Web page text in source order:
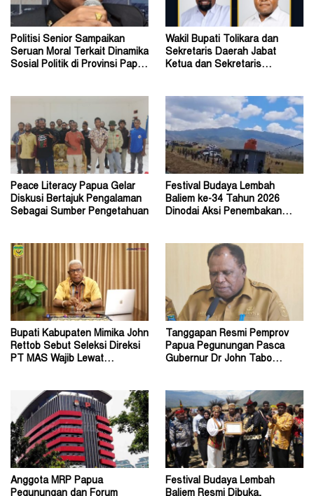
Politisi Senior Sampaikan
Seruan Moral Terkait Dinamika
Sosial Politik di Provinsi Papua
Wakil Bupati Tolikara dan
Sekretaris Daerah Jabat
Ketua dan Sekretaris
Peace Literacy Papua Gelar
Diskusi Bertajuk Pengalaman
Sebagai Sumber Pengetahuan
Festival Budaya Lembah
Baliem ke-34 Tahun 2026
Dinodai Aksi Penembakan
Bupati Kabupaten Mimika John
Rettob Sebut Seleksi Direksi
PT MAS Wajib Lewat
Tanggapan Resmi Pemprov
Papua Pegunungan Pasca
Gubernur Dr John Tabo
Anggota MRP Papua
Pegunungan dan Forum
Festival Budaya Lembah
Baliem Resmi Dibuka,